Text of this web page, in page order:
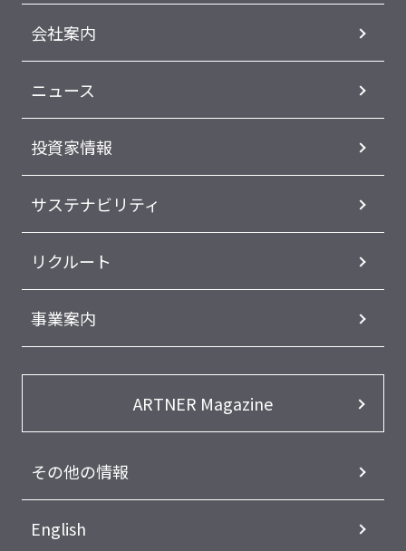
会社案内
ニュース
投資家情報
サステナビリティ
リクルート
事業案内
ARTNER Magazine
その他の情報
English